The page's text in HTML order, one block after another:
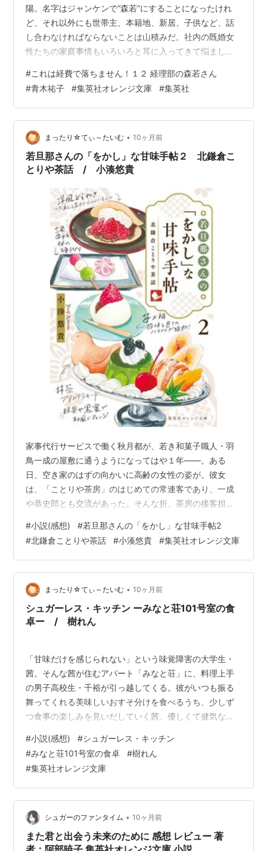
陽。名字はジャンケンで“森若”にすることになったけれ
ど、それ以外にも世帯主、本籍地、新居、子供など、話
し合わなければならないことは山積みだ。社内の既婚女
性たちの家庭事情もいろいろと耳に入ってきて悩まし
化のためのデジタル化も始まった。天天コーポレーショ
ンの従来の経理システム通称「天かす」から、新しいシ
ステムを導入することになり、沙名子は経理部代表とし
て業務効率化委員会に参加することに。仕事とプライベ
ート、どちらでも沙名子のタスクは増えていくけれ
ど……？シリーズ第１２弾。遂に森若さんも結婚しちゃっ
たか…
#これは経費で落ちません！１２ 経理部の森若さん
#青木祐子 #集英社オレンジ文庫 #集英社
まったり☆てぃ～たいむ • 10ヶ月前
若旦那さんの「をかし」な甘味手帖２ 北鎌倉こ
とりや茶話 / 小湊悠貴
家事代行サービスで働く秋月都が、若き和菓子職人・羽
鳥一成の屋敷に通うようになってはや１年――。ある
日、空き家のはずの向かいに高齢の女性の姿が。彼女
は、「ことりや茶房」のはじめての常連客であり、一成
や恭史郎とも交流があった。そんな折、茶房の接客担当
そこで都は、小料理屋でのアルバイト経験を思い出し、
自分が代わりに出ると提案するが・・・？ほかにも、一
成と恭史郎の知られざる出会いや、コンプレックスを抱
えたとある女性のお話、そして職人としての一成におと
ずれる試練も・・・!?シリーズ第２弾。都が家事代行に来
てもう１年経つのか！週末にはことりやでバイトもす
る…
#小説(感想) #若旦那さんの「をかし」な甘味手帖2
#北鎌倉ことりや茶話 #小湊悠貴 #集英社オレンジ文庫
まったり☆てぃ～たいむ • 10ヶ月前
シュガーレス・キッチン ーみなと荘101号室の食
卓ー / 樹れん
「甘味だけを感じられない」という味覚障害の大学生・
茜。そんな茜が住むアパート「みなと荘」に、料理上手
の男子高校生・千裕が引っ越してくる。彼がいつも振る
舞ってくれる美味しいおすそ分けを食べるうち、少しず
つ食事の楽しみを見いだしていく茜。優しくて健気な千
んの姿が重なってしまい・・・・・・。一つの食卓が二
人の過去を繋ぐ、ぬくもりと癒しの再生ものがたり。表
紙のイラストからほんわかした話なのかと思ったら、結
構重めの話だった。子供の頃の傷はずっと心に残ってた
りするよね・・・大家さんの綾乃と孫の千裕、そして茜
との食を通した交流が良かった。千裕と茜、幸せな未
来…
#小説(感想) #シュガーレス・キッチン
#みなと荘101号室の食卓 #樹れん
#集英社オレンジ文庫
シュガーのファンタイム • 10ヶ月前
また君と出会う未来のために 感想 レビュー 著